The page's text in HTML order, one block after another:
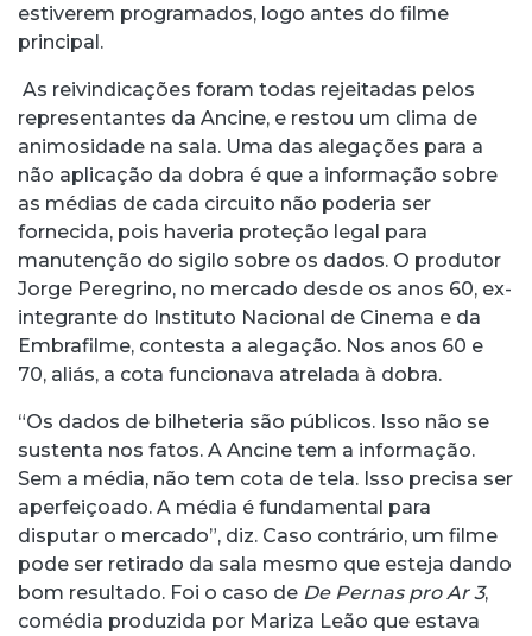
estiverem programados, logo antes do filme
principal.
As reivindicações foram todas rejeitadas pelos
representantes da Ancine, e restou um clima de
animosidade na sala. Uma das alegações para a
não aplicação da dobra é que a informação sobre
as médias de cada circuito não poderia ser
fornecida, pois haveria proteção legal para
manutenção do sigilo sobre os dados. O produtor
Jorge Peregrino, no mercado desde os anos 60, ex-
integrante do Instituto Nacional de Cinema e da
Embrafilme, contesta a alegação. Nos anos 60 e
70, aliás, a cota funcionava atrelada à dobra.
“Os dados de bilheteria são públicos. Isso não se
sustenta nos fatos. A Ancine tem a informação.
Sem a média, não tem cota de tela. Isso precisa ser
aperfeiçoado. A média é fundamental para
disputar o mercado”, diz. Caso contrário, um filme
pode ser retirado da sala mesmo que esteja dando
bom resultado. Foi o caso de De Pernas pro Ar 3,
comédia produzida por Mariza Leão que estava